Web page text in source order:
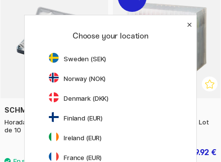
SCHMINCKE
Horadam Aquarell Tube 15 ml lot
de 10
Clean Color Real Brush set Lot
279.92 €
Choose your location
Sweden (SEK)
Norway (NOK)
Denmark (DKK)
Finland (EUR)
Ireland (EUR)
France (EUR)